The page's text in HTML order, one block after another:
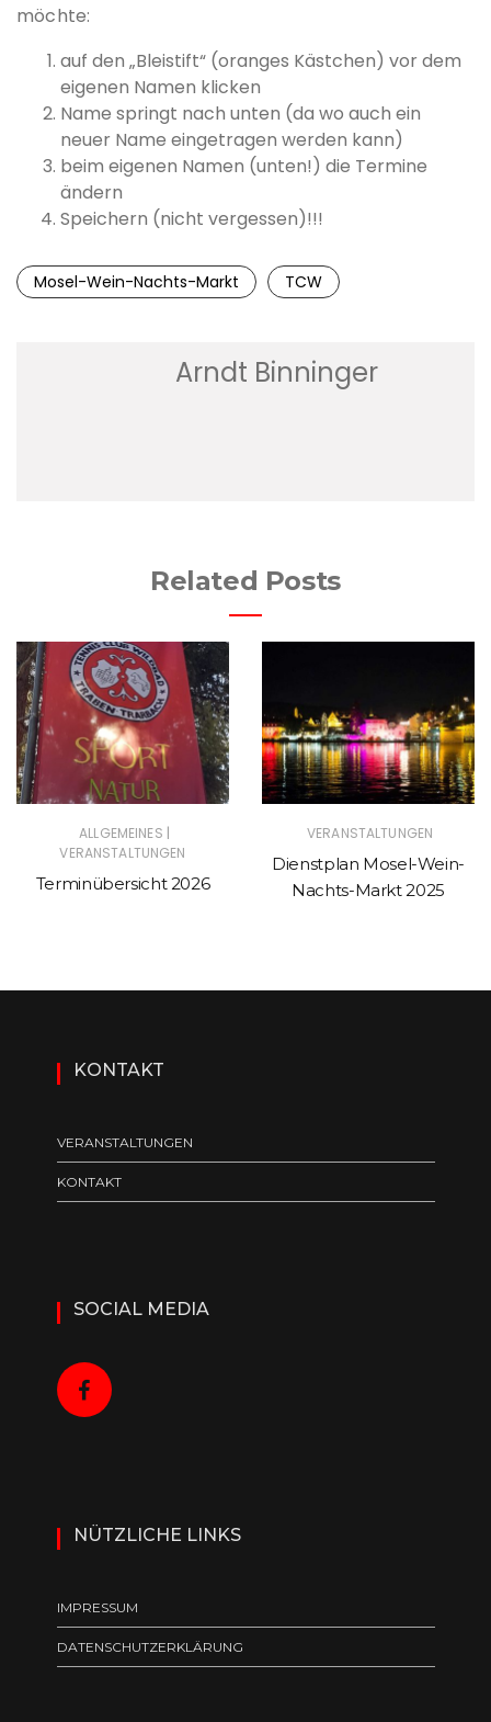
möchte:
auf den „Bleistift“ (oranges Kästchen) vor dem
eigenen Namen klicken
Name springt nach unten (da wo auch ein
neuer Name eingetragen werden kann)
beim eigenen Namen (unten!) die Termine
ändern
Speichern (nicht vergessen)!!!
Mosel-Wein-Nachts-Markt TCW
Arndt Binninger
Related Posts
ALLGEMEINES |
VERANSTALTUNGEN
Terminübersicht 2026
VERANSTALTUNGEN
Dienstplan Mosel-Wein-
Nachts-Markt 2025
KONTAKT
VERANSTALTUNGEN
KONTAKT
SOCIAL MEDIA
NÜTZLICHE LINKS
IMPRESSUM
DATENSCHUTZERKLÄRUNG